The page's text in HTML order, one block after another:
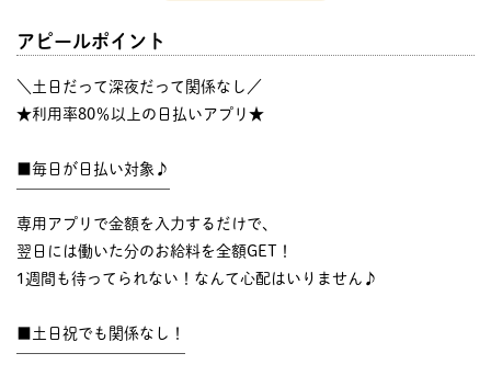
アピールポイント
＼土日だって深夜だって関係なし／
★利用率80％以上の日払いアプリ★
■毎日が日払い対象♪
専用アプリで金額を入力するだけで、
翌日には働いた分のお給料を全額GET！
1週間も待ってられない！なんて心配はいりません♪
■土日祝でも関係なし！